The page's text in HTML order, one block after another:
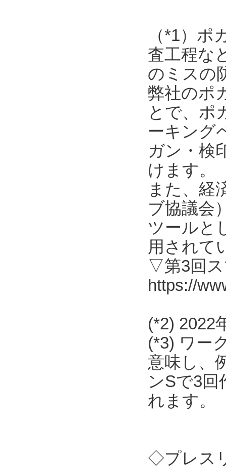
（*1）
査工程な
のミスの
弊社のポ
とで、ポ
ーキング
ガン・検
けます。
また、経
ブ協議会
ツールと
用されて
▽第3回ス
https://
(*2) 2022
(*3) ワー
意味し、
ンSで3回
れます。
◇プレス